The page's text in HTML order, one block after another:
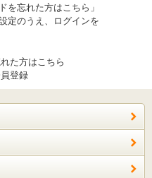
を忘れた方はこちら」
定のうえ、ログインを
た方はこちら
登録